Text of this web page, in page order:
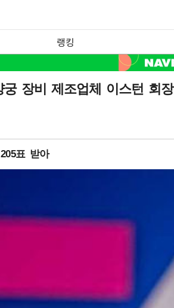
랭킹
장비 제조업체 이스턴 회장
표 받아